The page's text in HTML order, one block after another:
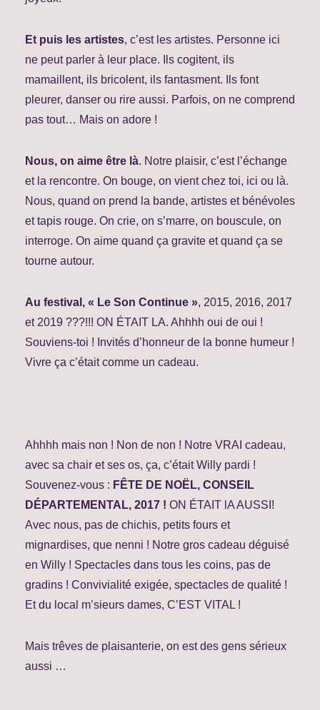
Et puis les artistes, c’est les artistes. Personne ici
ne peut parler à leur place. Ils cogitent, ils
mamaillent, ils bricolent, ils fantasment. Ils font
pleurer, danser ou rire aussi. Parfois, on ne comprend
pas tout… Mais on adore !
Nous, on aime être là. Notre plaisir, c’est l’échange
et la rencontre. On bouge, on vient chez toi, ici ou là.
Nous, quand on prend la bande, artistes et bénévoles
et tapis rouge. On crie, on s’marre, on bouscule, on
interroge. On aime quand ça gravite et quand ça se
tourne autour.
Au festival, « Le Son Continue », 2015, 2016, 2017
et 2019 ???!!! ON ÉTAIT LA. Ahhhh oui de oui !
Souviens-toi ! Invités d’honneur de la bonne humeur !
Vivre ça c’était comme un cadeau.
Ahhhh mais non ! Non de non ! Notre VRAI cadeau,
avec sa chair et ses os, ça, c’était Willy pardi !
Souvenez-vous : FÊTE DE NOËL, CONSEIL
DÉPARTEMENTAL, 2017 ! ON ÉTAIT lA AUSSI!
Avec nous, pas de chichis, petits fours et
mignardises, que nenni ! Notre gros cadeau déguisé
en Willy ! Spectacles dans tous les coins, pas de
gradins ! Convivialité exigée, spectacles de qualité !
Et du local m’sieurs dames, C’EST VITAL !
Mais trêves de plaisanterie, on est des gens sérieux
aussi …